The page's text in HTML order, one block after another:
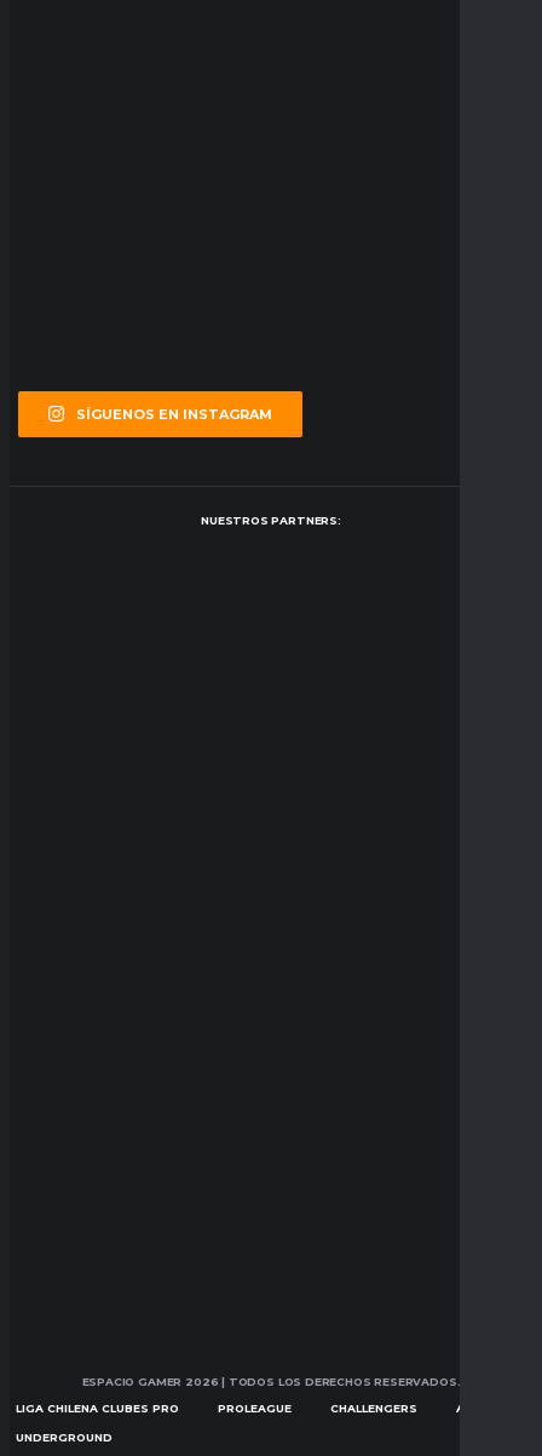
SÍGUENOS EN INSTAGRAM
NUESTROS PARTNERS:
ESPACIO GAMER 2026 | TODOS LOS DERECHOS RESERVADOS.
LIGA CHILENA CLUBES PRO PROLEAGUE CHALLENGERS ASCENSION
UNDERGROUND